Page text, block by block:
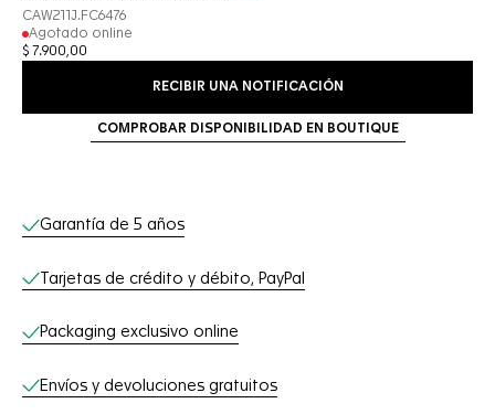
CAW211J.FC6476
Agotado online
$ 7.900,00
RECIBIR UNA NOTIFICACIÓN
COMPROBAR DISPONIBILIDAD EN BOUTIQUE
Servicios online
Garantía de 5 años
Tarjetas de crédito y débito, PayPal
Packaging exclusivo online
Envíos y devoluciones gratuitos